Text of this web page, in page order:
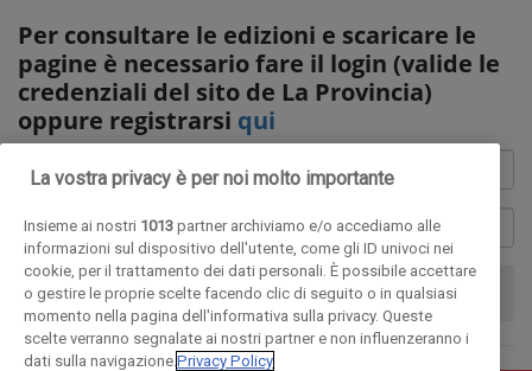
Per consultare le edizioni e scaricare le
pagine è necessario fare il login (valide le
credenziali del sito de La Provincia)
oppure registrarsi qui
La vostra privacy è per noi molto importante
Insieme ai nostri 1013 partner archiviamo e/o accediamo alle
informazioni sul dispositivo dell'utente, come gli ID univoci nei
cookie, per il trattamento dei dati personali. È possibile accettare
o gestire le proprie scelte facendo clic di seguito o in qualsiasi
momento nella pagina dell'informativa sulla privacy. Queste
scelte verranno segnalate ai nostri partner e non influenzeranno i
dati sulla navigazione. Privacy Policy